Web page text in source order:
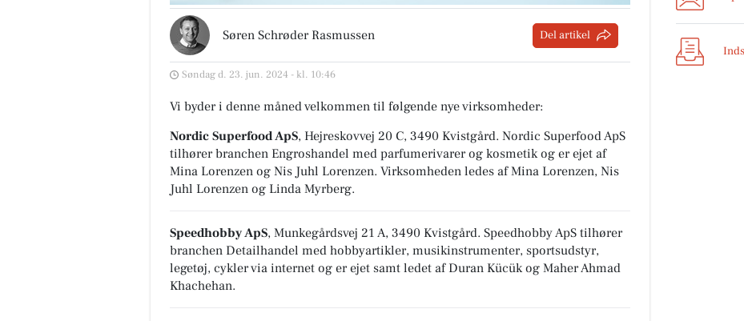
Søren Schrøder Rasmussen Del artikel
Søndag d. 23. jun. 2024 - kl. 10:46
Vi byder i denne måned velkommen til følgende nye virksomheder:
Nordic Superfood ApS, Hejreskovvej 20 C, 3490 Kvistgård. Nordic Superfood ApS
tilhører branchen Engroshandel med parfumerivarer og kosmetikog er ejet af
Mina Lorenzen og Nis Juhl Lorenzen. Virksomheden ledes af Mina Lorenzen, Nis
Juhl Lorenzen og Linda Myrberg.
Speedhobby ApS, Munkegårdsvej 21 A, 3490 Kvistgård. Speedhobby ApS tilhører
branchen Detailhandel med hobbyartikler, musikinstrumenter, sportsudstyr,
legetøj, cykler via internet og er ejet samt ledet af Duran Kücük og Maher Ahmad
Khachehan.